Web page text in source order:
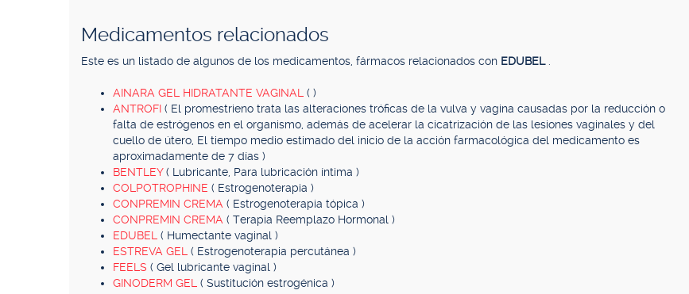
Medicamentos relacionados
Este es un listado de algunos de los medicamentos, fármacos relacionados con EDUBEL
AINARA GEL HIDRATANTE VAGINAL ( )
ANTROFI ( El promestrieno trata las alteraciones tróficas de la vulva y vagina causadas por la reducción o
falta de estrógenos en el organismo, además de acelerar la cicatrización de las lesiones vaginales y del
cuello de útero, El tiempo medio estimado del inicio de la acción farmacológica del medicamento es
aproximadamente de 7 días )
BENTLEY( Lubricante, Para lubricación íntima )
COLPOTROPHINE ( Estrogenoterapia )
CONPREMIN CREMA ( Estrogenoterapia tópica )
CONPREMIN CREMA ( Terapia Reemplazo Hormonal )
EDUBEL ( Humectante vaginal )
ESTREVA GEL ( Estrogenoterapia percutánea )
FEELS ( Gel lubricante vaginal )
GINODERM GEL ( Sustitución estrogénica )